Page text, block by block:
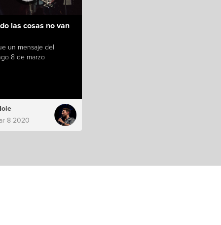
las cosas no van
un mensaje del
8 de marzo
8 2020